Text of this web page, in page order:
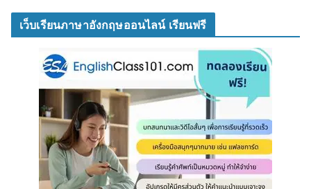
เว็บเรียนภาษาอังกฤษออนไลน์ เรียนฟรี